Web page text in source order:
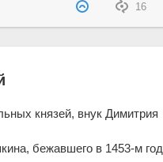
16
князей, внук Димитрия
бежавшего в 1453-м